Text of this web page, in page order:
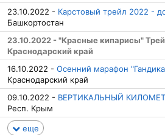
23.10.2022 - Карстовый трейл 2022 -
Башкортостан
23.10.2022 - "Красные кипарисы"
Краснодарский край
16.10.2022 - Осенний марафон
Краснодарский край
09.10.2022 - ВЕРТИКАЛЬНЫЙ
Респ. Крым
еще